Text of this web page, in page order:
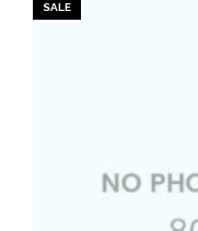
SALE